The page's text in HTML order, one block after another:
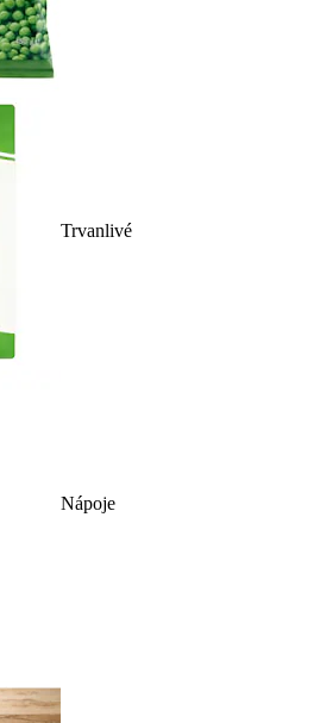
Trvanlivé
Nápoje